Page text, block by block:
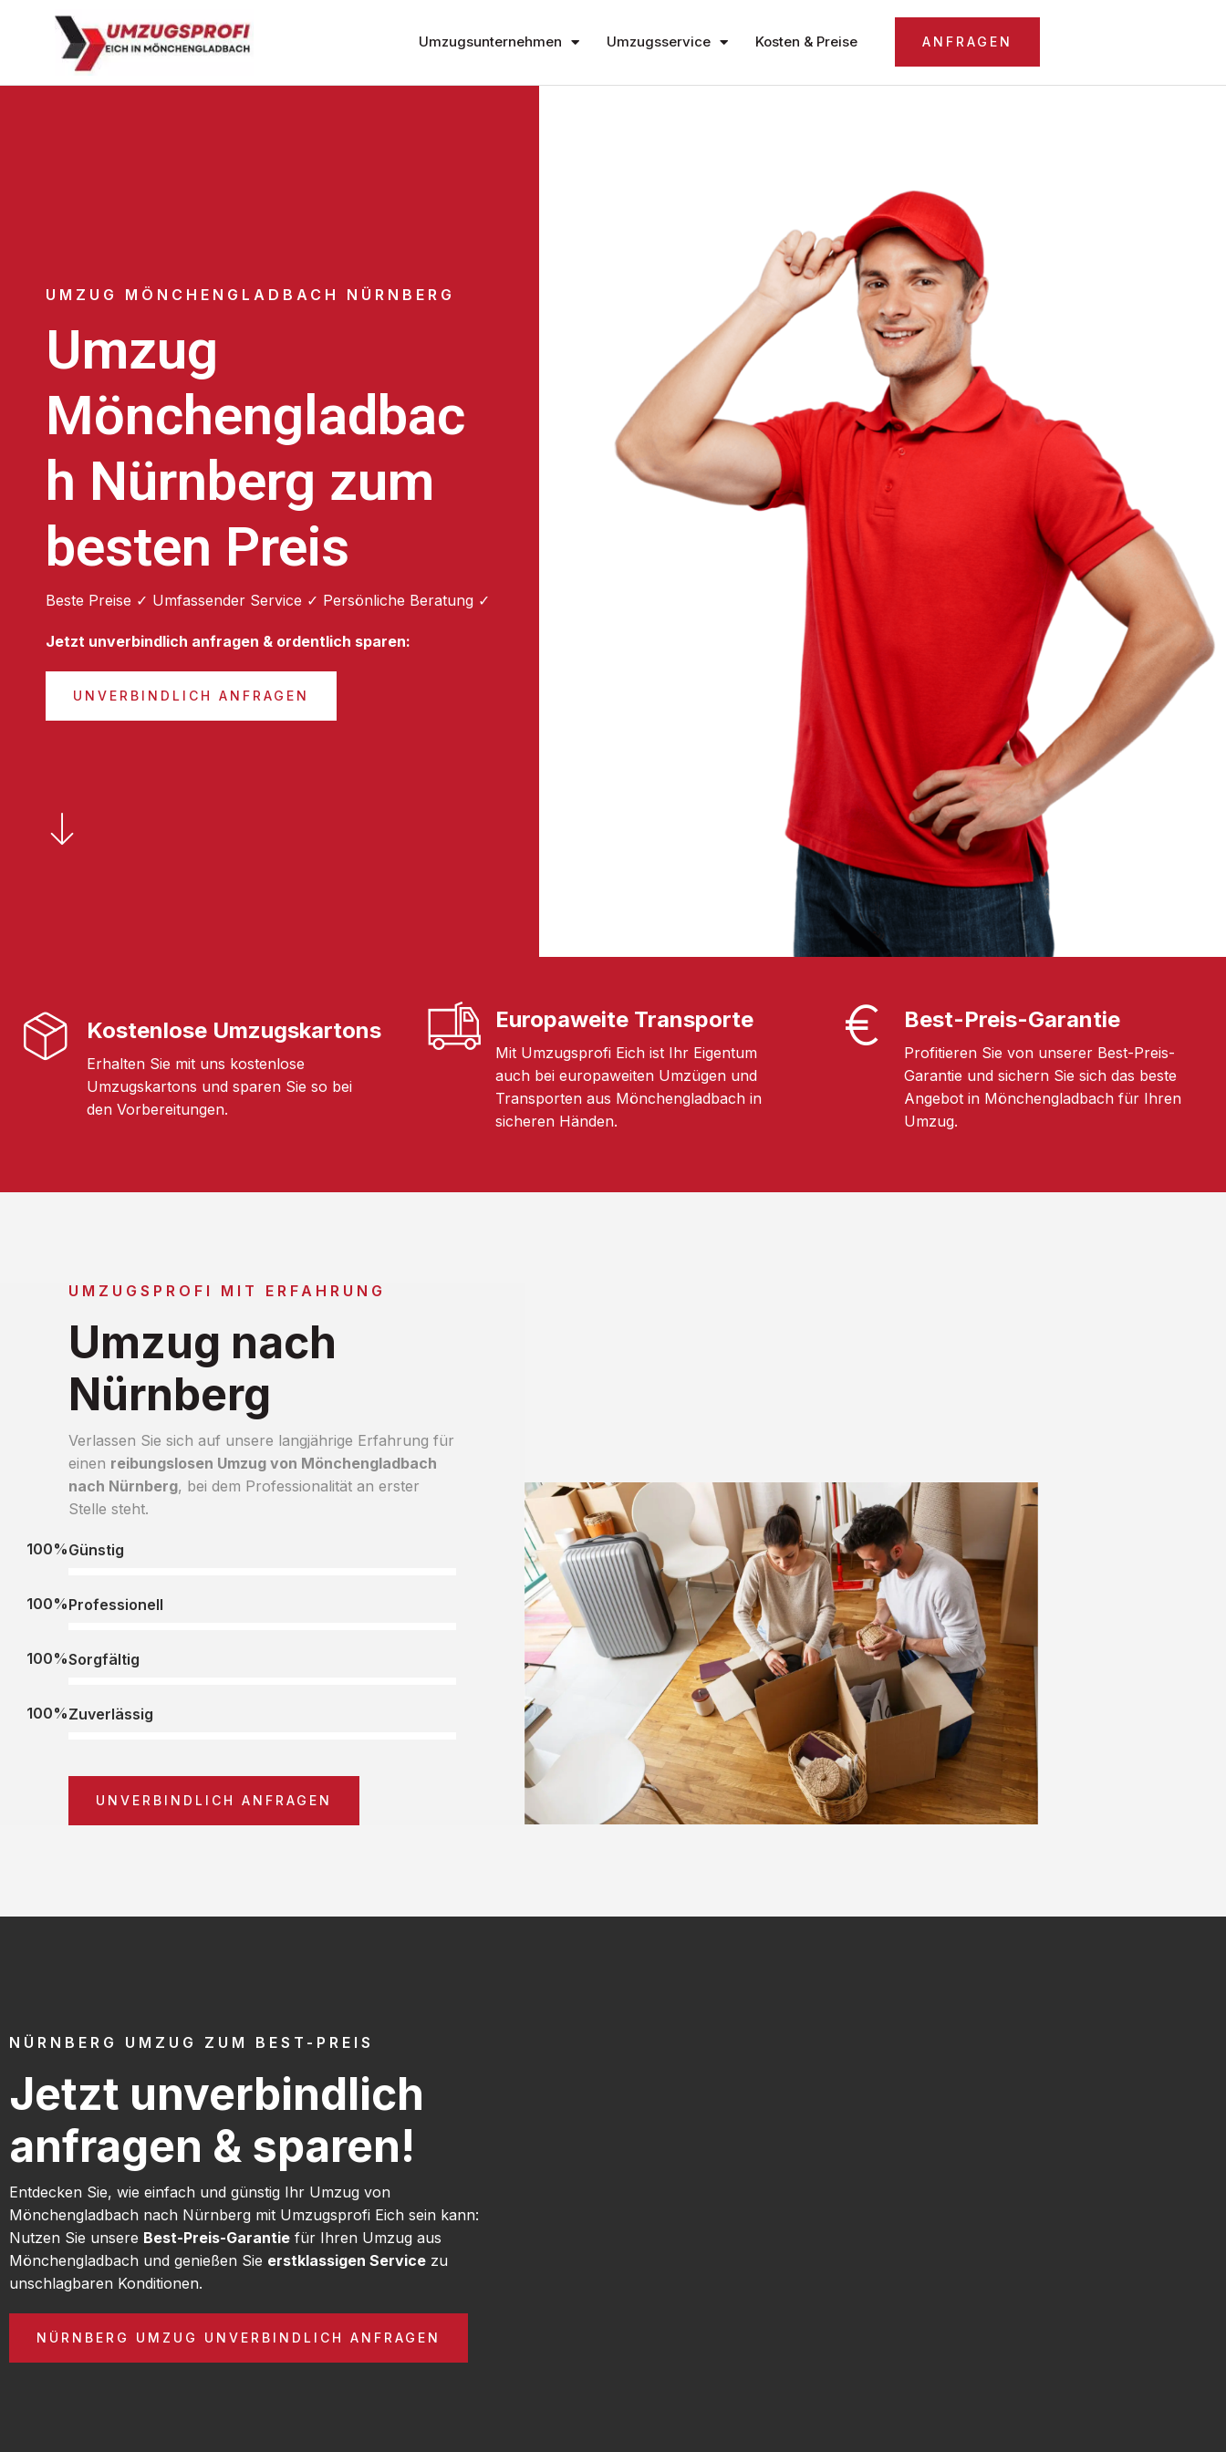
Umzugsunternehmen Umzugsservice Kosten & Preise ANFRAGEN
UMZUG MÖNCHENGLADBACH NÜRNBERG
Umzug
Mönchengladbac
h Nürnberg zum
besten Preis
Beste Preise ✓ Umfassender Service ✓ Persönliche Beratung ✓
Jetzt unverbindlich anfragen & ordentlich sparen:
UNVERBINDLICH ANFRAGEN
Kostenlose Umzugskartons
Erhalten Sie mit uns kostenlose
Umzugskartons und sparen Sie so bei
den Vorbereitungen.
Europaweite Transporte
Mit Umzugsprofi Eich ist Ihr Eigentum
auch bei europaweiten Umzügen und
Transporten aus Mönchengladbach in
sicheren Händen.
Best-Preis-Garantie
Profitieren Sie von unserer Best-Preis-
Garantie und sichern Sie sich das beste
Angebot in Mönchengladbach für Ihren
Umzug.
UMZUGSPROFI MIT ERFAHRUNG
Umzug nach
Nürnberg
Verlassen Sie sich auf unsere langjährige Erfahrung für
einen reibungslosen Umzug von Mönchengladbach
nach Nürnberg, bei dem Professionalität an erster
Stelle steht.
Günstig
100%
Professionell
100%
Sorgfältig
100%
Zuverlässig
100%
UNVERBINDLICH ANFRAGEN
NÜRNBERG UMZUG ZUM BEST-PREIS
Jetzt unverbindlich
anfragen & sparen!
Entdecken Sie, wie einfach und günstig Ihr Umzug von
Mönchengladbach nach Nürnberg mit Umzugsprofi Eich sein kann:
Nutzen Sie unsere Best-Preis-Garantie für Ihren Umzug aus
Mönchengladbach und genießen Sie erstklassigen Service zu
unschlagbaren Konditionen.
NÜRNBERG UMZUG UNVERBINDLICH ANFRAGEN